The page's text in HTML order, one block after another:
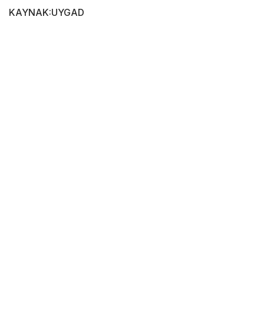
KAYNAK:UYGAD